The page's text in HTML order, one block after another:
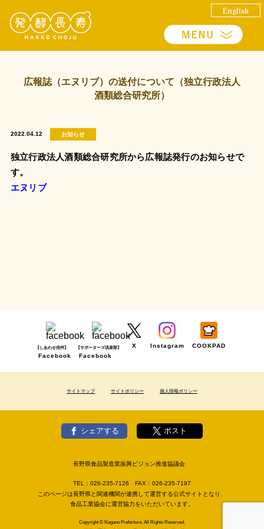
English
広報誌（エヌリブ）の送付について（独立行政法人
酒類総合研究所）
2022.04.12 お知らせ
独立行政法人酒類総合研究所から広報誌発行のお知らせで
す。
エヌリブ
【しあわせ信州】
Facebook
【サポーターズ倶楽部】
Facebook
X Instagram COOKPAD
サイトマップ サイトポリシー 個人情報ポリシー
シェアする ポスト
長野県食品製造業振興ビジョン推進協議会
TEL： 026-235-7126 FAX： 026-235-7197
このページは長野県と関連機関が連携して運営する公式サイトとなり、
食品工業協会に運営協力をいただいています。
Copyright © Nagano Prefecture. All Rights Reserved.